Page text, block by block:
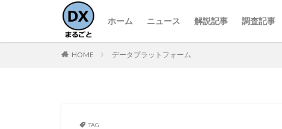
ホーム ニュース 解説記事 調査記事
HOME データプラットフォーム
TAG